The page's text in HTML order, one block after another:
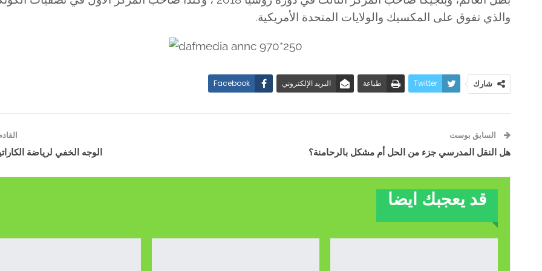
والذي تفوق على المكسيك والولايات المتحدة الأمريكية.
شارك Twitter طباعة البريد الإلكتروني Facebook
السابق بوست
هل النقل المدرسي جزء من الحل أم مشكل بالرحامنة؟ الوجه الخفي لرياضة
قد يعجبك ايضا